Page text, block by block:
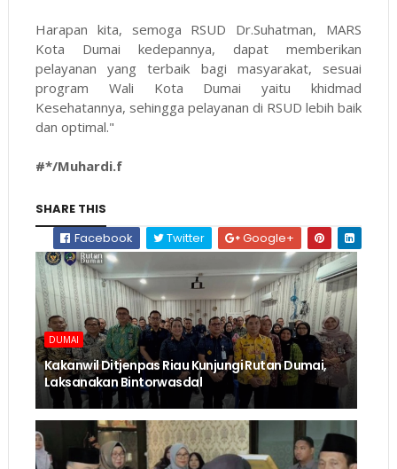
Harapan kita, semoga RSUD Dr.Suhatman, MARS
Kota Dumai kedepannya, dapat memberikan
pelayanan yang terbaik bagi masyarakat, sesuai
program Wali Kota Dumai yaitu khidmad
Kesehatannya, sehingga pelayanan di RSUD lebih baik
dan optimal."
#*/Muhardi.f
SHARE THIS
Facebook
Twitter Google+
DUMAI
Kakanwil Ditjenpas Riau Kunjungi Rutan Dumai,
Laksanakan Bintorwasdal